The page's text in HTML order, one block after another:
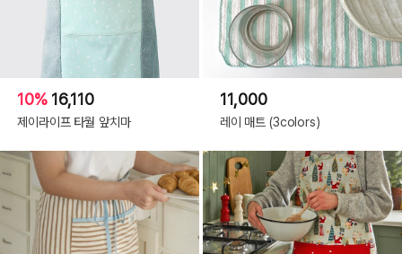
10% 16,110
제이라이프 타월 앞치마
11,000
레이 매트 (3colors)